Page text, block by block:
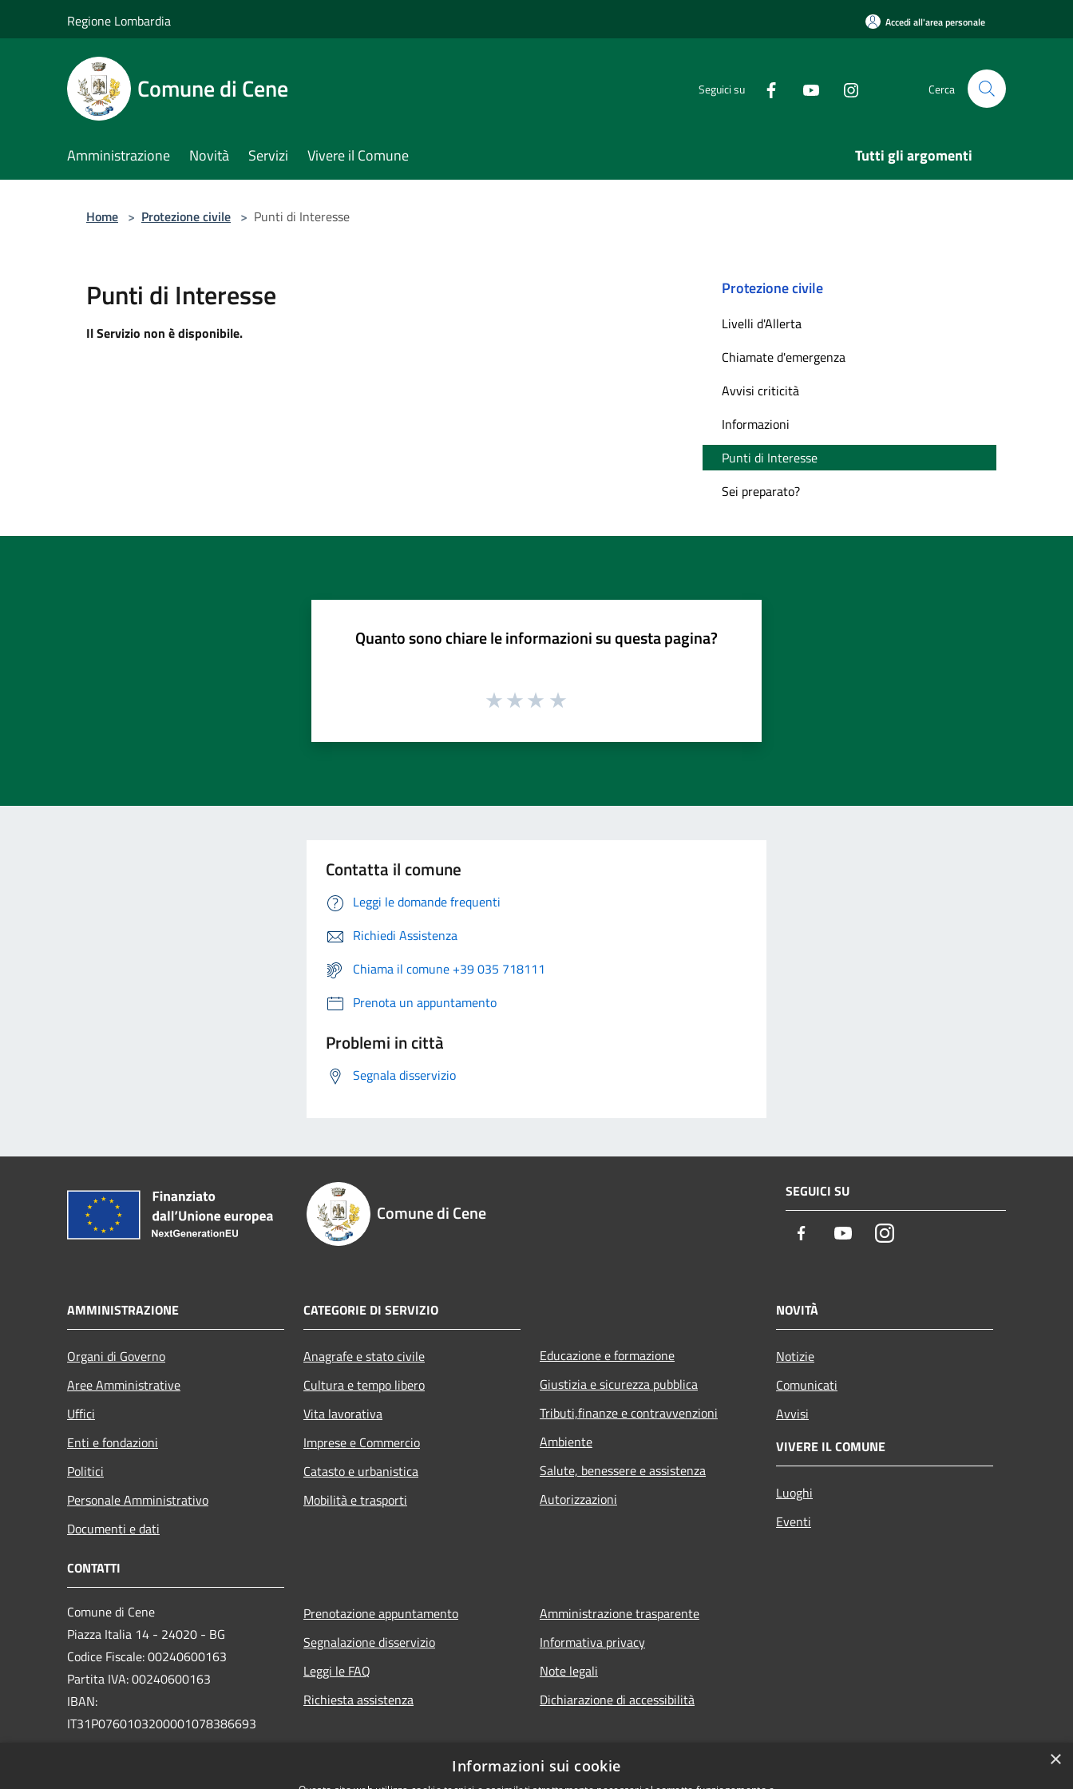
Regione Lombardia Accedi all'area personale
Comune di Cene Seguici su Cerca
Amministrazione Novità Servizi Vivere il Comune Tutti gli argomenti
Home > Protezione civile > Punti di Interesse
Punti di Interesse
Il Servizio non è disponibile.
Protezione civile
Livelli d'Allerta
Chiamate d'emergenza
Avvisi criticità
Informazioni
Punti di Interesse
Sei preparato?
Quanto sono chiare le informazioni su questa pagina?
Contatta il comune
Leggi le domande frequenti
Richiedi Assistenza
Chiama il comune +39 035 718111
Prenota un appuntamento
Problemi in città
Segnala disservizio
Comune di Cene
SEGUICI SU
Facebook YoutubeInstagram
AMMINISTRAZIONE
Organi di Governo
Aree Amministrative
Uffici
Enti e fondazioni
Politici
Personale Amministrativo
Documenti e dati
CATEGORIE DI SERVIZIO
Anagrafe e stato civile
Cultura e tempo libero
Vita lavorativa
Imprese e Commercio
Catasto e urbanistica
Mobilità e trasporti
Educazione e formazione
Giustizia e sicurezza pubblica
Tributi,finanze e contravvenzioni
Ambiente
Salute, benessere e assistenza
Autorizzazioni
NOVITÀ
Notizie
Comunicati
Avvisi
VIVERE IL COMUNE
Luoghi
Eventi
CONTATTI
Comune di Cene
Piazza Italia 14 - 24020 - BG
Codice Fiscale: 00240600163
Partita IVA: 00240600163
IBAN:
IT31P0760103200001078386693
Prenotazione appuntamento
Segnalazione disservizio
Leggi le FAQ
Richiesta assistenza
Amministrazione trasparente
Informativa privacy
Note legali
Dichiarazione di accessibilità
×
Informazioni sui cookie